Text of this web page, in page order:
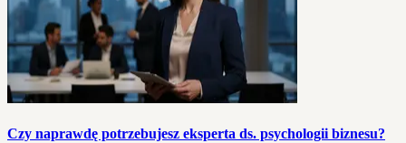
Czy naprawdę potrzebujesz eksperta ds. psychologii biznesu?